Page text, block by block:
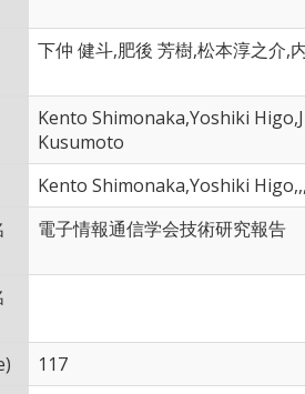
下仲 健斗,肥後 芳樹,松本淳之介,
Kento Shimonaka,Yoshiki
Kusumoto
Kento Shimonaka,Yoshiki
電子情報通信学会技術研究報告
117